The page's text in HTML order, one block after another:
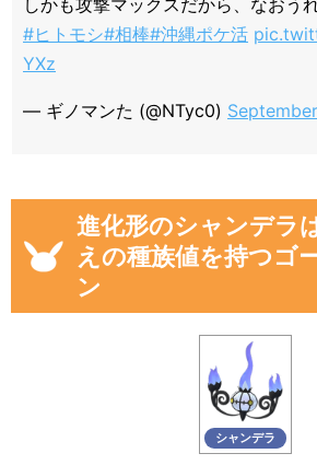
しかも攻撃マックスだから、なおうれ
#ヒトモシ#相棒#沖縄ポケ活
YXz
— ギノマンた (@NTyc0)
進化形のシャンデラ
えの種族値を持つゴ
ン
シャンデラ